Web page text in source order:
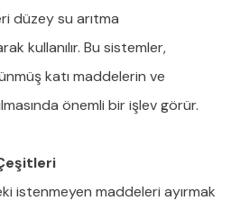
düzey su arıtma
kullanılır. Bu sistemler,
katı maddelerin ve
önemli bir işlev görür.
istenmeyen maddeleri ayırmak